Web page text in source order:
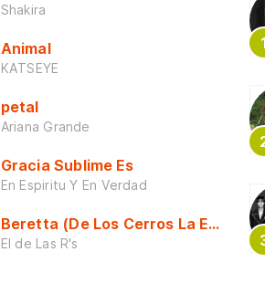
Shakira
Animal
KATSEYE
petal
Ariana Grande
Gracia Sublime Es
En Espiritu Y En Verdad
Beretta (De Los Cerros La Escuela)
El de Las R's